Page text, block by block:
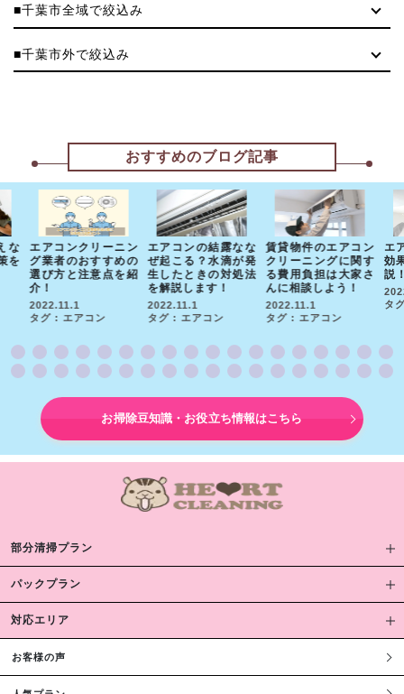
■千葉市全域で絞込み
■千葉市外で絞込み
おすすめのブログ記事
な
を
エアコンクリーニン
グ業者のおすすめの
選び方と注意点を紹
介！
2022.11.1
タグ : エアコン
エアコンの結露なな
ぜ起こる？水滴が発
生したときの対処法
を解説します！
2022.11.1
タグ : エアコン
賃貸物件のエアコン
クリーニングに関す
る費用負担は大家さ
んに相談しよう！
2022.11.1
タグ : エアコン
エ
効
説
タ
お掃除豆知識・お役立ち情報はこちら
部分清掃プラン
パックプラン
対応エリア
お客様の声